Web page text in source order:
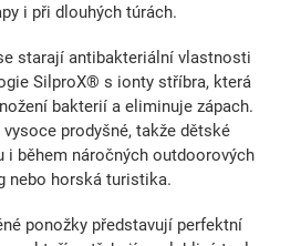
i při dlouhých túrách.
starají antibakteriální vlastnosti
SilproX® s ionty stříbra, která
bakterií a eliminuje zápach.
vysoce prodyšné, takže dětské
i během náročných outdoorových
nebo horská turistika.
ponožky představují perfektní